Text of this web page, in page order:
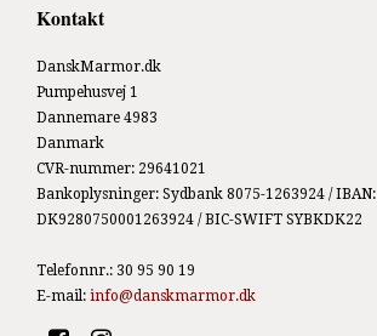
Kontakt
DanskMarmor.dk
Pumpehusvej 1
Dannemare 4983
Danmark
CVR-nummer: 29641021
Bankoplysninger: Sydbank 8075-1263924 / IBAN:
DK9280750001263924 / BIC-SWIFT SYBKDK22
Telefonnr.: 30 95 90 19
E-mail: info@danskmarmor.dk